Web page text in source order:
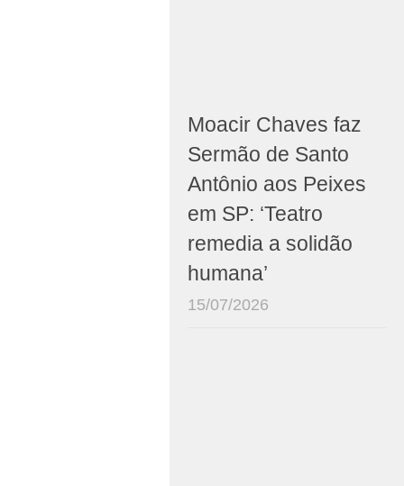
Moacir Chaves faz
Sermão de Santo
Antônio aos Peixes
em SP: ‘Teatro
remedia a solidão
humana’
15/07/2026